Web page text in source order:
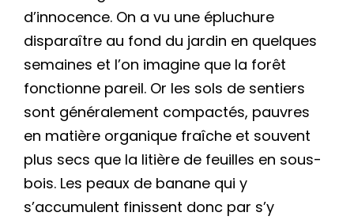
d’innocence. On a vu une épluchure
disparaître au fond du jardin en quelques
semaines et l’on imagine que la forêt
fonctionne pareil. Or les sols de sentiers
sont généralement compactés, pauvres
en matière organique fraîche et souvent
plus secs que la litière de feuilles en sous-
bois. Les peaux de banane qui y
s’accumulent finissent donc par s’y